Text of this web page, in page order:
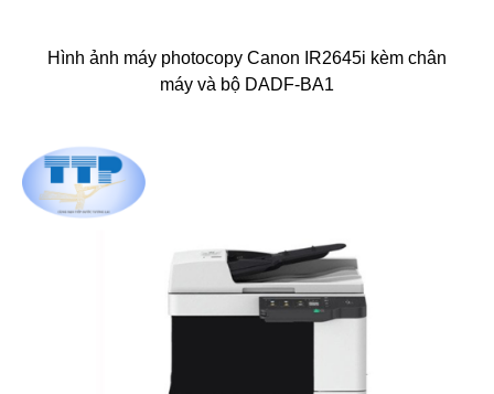
Hình ảnh máy photocopy Canon IR2645i kèm chân
máy và bộ DADF-BA1